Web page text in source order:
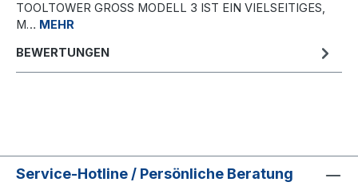
OOLTOWER GROSS MODELL 3 IST EIN VIELSEITIGES, M…
MEHR
BEWERTUNGEN
Service-Hotline / Persönliche Beratung